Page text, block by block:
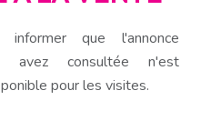
que l'annonce
avez consultée n'est
pour les visites.